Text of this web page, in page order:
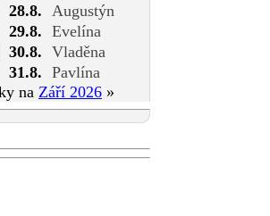
28.8.
Augustýn
29.8. Evelína
30.8. Vladěna
31.8. Pavlína
na Září 2026 »